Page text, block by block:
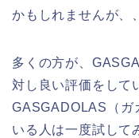
かもしれませんが、
多くの方が、
対し良い評価をして
GASGADOLAS（ガ
いる人は一度試して